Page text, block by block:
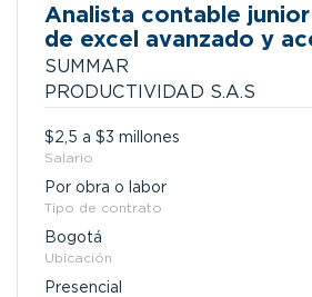
Analista contable
de excel avanzado y
SUMMAR
PRODUCTIVIDAD S.A.S
$2,5 a $3 millones
Salario
Por obra o labor
Tipo de contrato
Bogotá
Ubicación
Presencial